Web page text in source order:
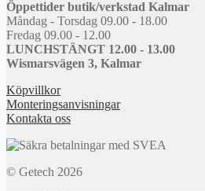
Öppettider butik/verkstad Kalmar
Måndag - Torsdag 09.00 - 18.00
Fredag 09.00 - 12.00
LUNCHSTÄNGT 12.00 - 13.00
Wismarsvägen 3, Kalmar
Köpvillkor
Monteringsanvisningar
Kontakta oss
© Getech 2026